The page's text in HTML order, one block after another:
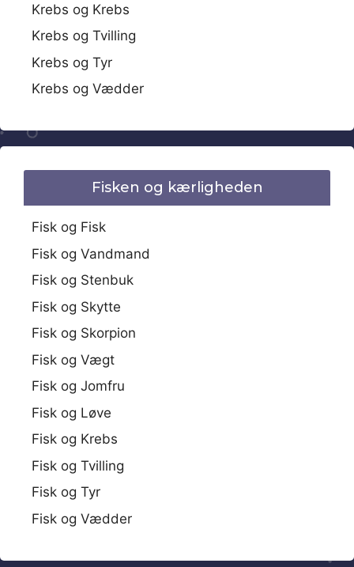
Krebs og Krebs
Krebs og Tvilling
Krebs og Tyr
Krebs og Vædder
Fisken og kærligheden
Fisk og Fisk
Fisk og Vandmand
Fisk og Stenbuk
Fisk og Skytte
Fisk og Skorpion
Fisk og Vægt
Fisk og Jomfru
Fisk og Løve
Fisk og Krebs
Fisk og Tvilling
Fisk og Tyr
Fisk og Vædder